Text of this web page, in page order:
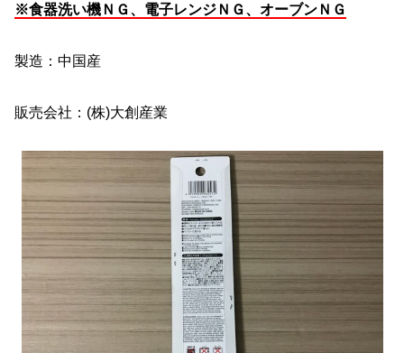
※食器洗い機ＮＧ、電子レンジＮＧ、オーブンＮＧ
製造：中国産
販売会社：(株)大創産業